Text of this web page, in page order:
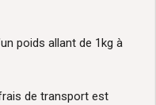
poids allant de 1kg à
de transport est